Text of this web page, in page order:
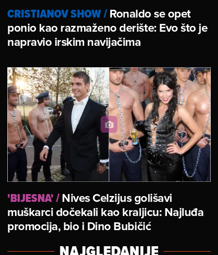
CRISTIANOV SHOW/Ronaldo se opet
ponio kao razmaženo derište: Evo što je
napravio irskim navijačima
'BIJESNA'/Nives Celzijus golišavi
muškarci dočekali kao kraljicu: Najluđa
promocija, bio i Dino Bubičić